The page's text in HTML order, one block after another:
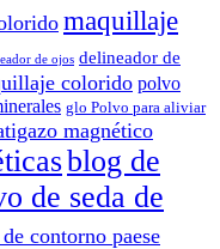
maquillaje
de ojos delineador de
colorido polvo
glo Polvo para aliviar
magnético
blog de
de seda de
contorno paese